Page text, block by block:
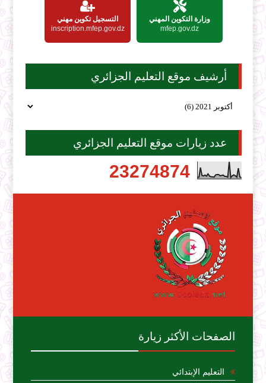
وزارة التكوين المهني
mfep.gov.dz
التسجيل تكوين مهني
inscription.mfep.gov.dz
أرشيف موقع التعليم الجزائري
عدد زيارات موقع التعليم الجزائري
23274874
الصفحات الأكثر زيارة
التعليم الإبتدائي